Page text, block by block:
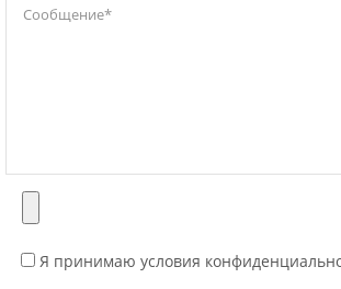
Я принимаю условия